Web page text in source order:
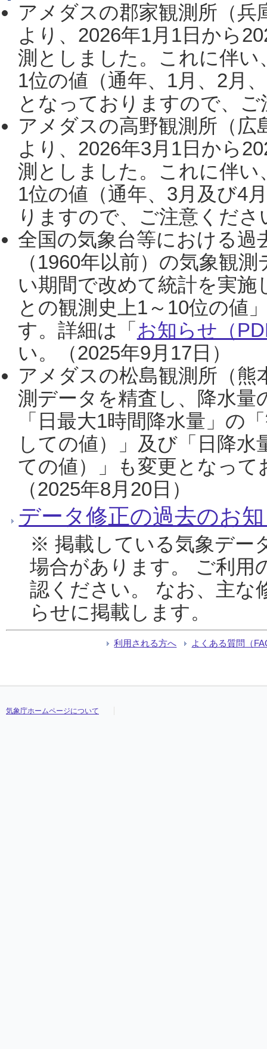
アメダスの郡家観測所（
より、2026年1月1日から
測としました。これに伴い
1位の値（通年、1月、2月
となっておりますので、
アメダスの高野観測所（
より、2026年3月1日から
測としました。これに伴い
1位の値（通年、3月及び4
りますので、ご注意くだ
全国の気象台等における過
（1960年以前）の気象観
い期間で改めて統計を実
との観測史上1～10位の値
す。詳細は「 お知らせ（
い。（2025年9月17日）
アメダスの松島観測所（熊
測データを精査し、降水
「日最大1時間降水量」の
しての値）」及び「日降
ての値）」も変更となっ
（2025年8月20日）
データ修正の過去のお
※ 掲載している気象デー
場合があります。 ご利用
認ください。 なお、主な
らせに掲載します。
利用される方へ よくある質問（
気象庁ホームページについて